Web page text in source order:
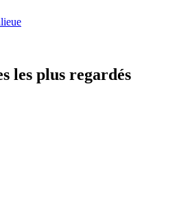
les plus regardés